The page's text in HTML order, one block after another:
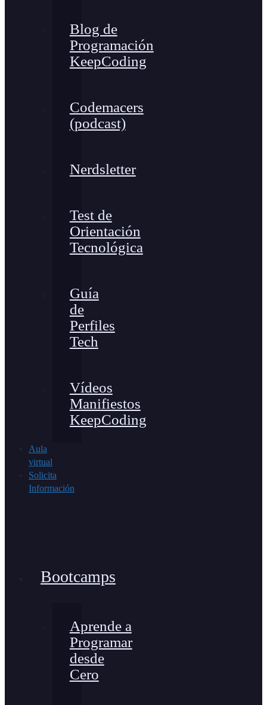
Blog de
Programación
KeepCoding
Codemacers
(podcast)
Nerdsletter
Test de
Orientación
Tecnológica
Guía
de
Perfiles
Tech
Vídeos
Manifiestos
KeepCoding
Aula
virtual
Solicita
Información
Bootcamps
Aprende a
Programar
desde
Cero